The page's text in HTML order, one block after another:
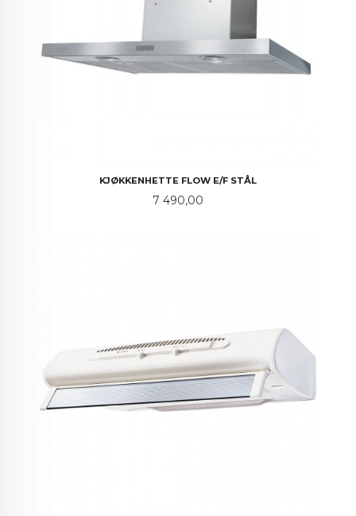
KJØKKENHETTE FLOW E/F STÅL
Pris
7 490,00